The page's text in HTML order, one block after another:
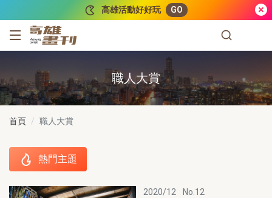
高雄活動好好玩 GO
高雄畫刊
職人大賞
首頁 職人大賞
熱門主題
2020/12 No.12